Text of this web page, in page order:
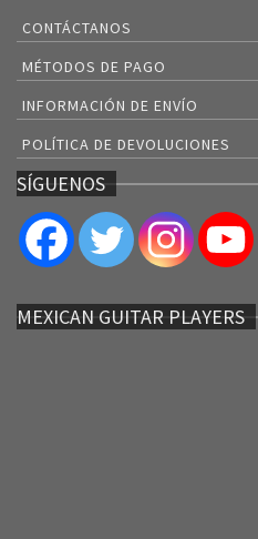
CONTÁCTANOS
MÉTODOS DE PAGO
INFORMACIÓN DE ENVÍO
POLÍTICA DE DEVOLUCIONES
SÍGUENOS
MEXICAN GUITAR PLAYERS